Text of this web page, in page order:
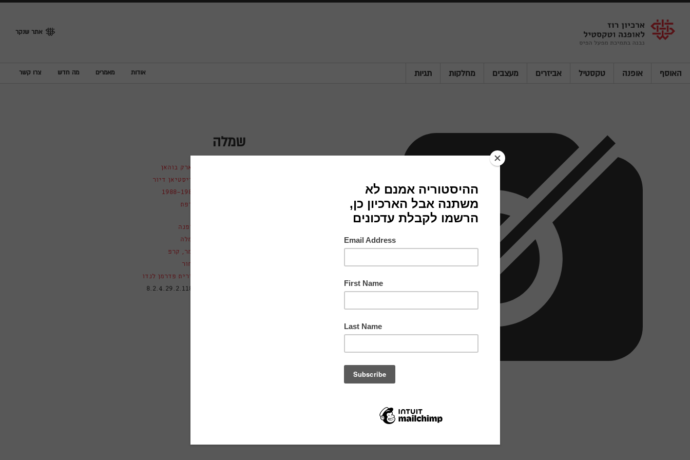
Shenkar
Logo
אתר שנקר
האוסף אופנה טקסטיל אביזרים מעצבים מחלקות תגיות אודות מאמרים מה חדש צרו קשר
שמלה
מארק בוהאן
כריסטיאן דיור
1988-1989
צרפת
אופנה
שמלה
צמר , קרפ
שחור
אירית פדרמן לנדו
8.2.4.29.2.1181